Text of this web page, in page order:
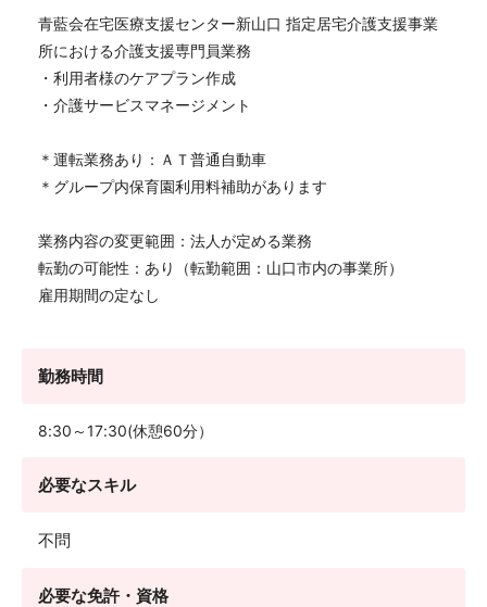
青藍会在宅医療支援センター新山口 指定居宅介護支援事業
所における介護支援専門員業務
・利用者様のケアプラン作成
・介護サービスマネージメント
＊運転業務あり：ＡＴ普通自動車
＊グループ内保育園利用料補助があります
業務内容の変更範囲：法人が定める業務
転勤の可能性：あり（転勤範囲：山口市内の事業所）
雇用期間の定なし
勤務時間
8:30～17:30(休憩60分）
必要なスキル
不問
必要な免許・資格